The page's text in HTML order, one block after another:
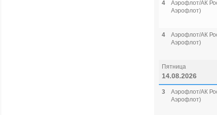
4
Аэрофлот/АК
Аэрофлот)
4
Аэрофлот/АК
Аэрофлот)
Пятница
14.08.2026
3
Аэрофлот/АК
Аэрофлот)